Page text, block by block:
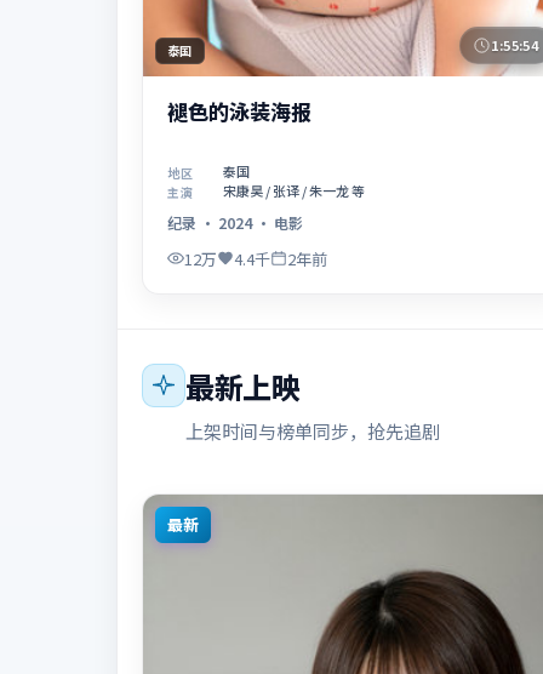
泰国 1:55:54
褪色的泳装海报
地区 泰国
主演 宋康昊 / 张译 / 朱一龙 等
纪录 · 2024· 电影
12万 4.4千 2年前
最新上映
上架时间与榜单同步，抢先追剧
最新